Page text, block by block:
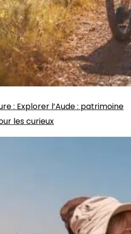
: Explorer l’Aude : patrimoine
les curieux